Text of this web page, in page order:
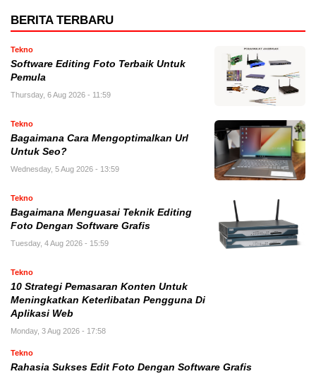
BERITA TERBARU
Tekno
Software Editing Foto Terbaik Untuk
Pemula
Thursday, 6 Aug 2026 - 11:59
Tekno
Bagaimana Cara Mengoptimalkan Url
Untuk Seo?
Wednesday, 5 Aug 2026 - 13:59
Tekno
Bagaimana Menguasai Teknik Editing
Foto Dengan Software Grafis
Tuesday, 4 Aug 2026 - 15:59
Tekno
10 Strategi Pemasaran Konten Untuk
Meningkatkan Keterlibatan Pengguna Di
Aplikasi Web
Monday, 3 Aug 2026 - 17:58
Tekno
Rahasia Sukses Edit Foto Dengan Software Grafis